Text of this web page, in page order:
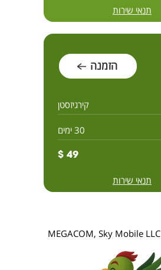
תנאי שירות
הזמנה
קירגיזסטן
30 ימים
49 $
תנאי שירות
MEGACOM, Sky Mobile LLC